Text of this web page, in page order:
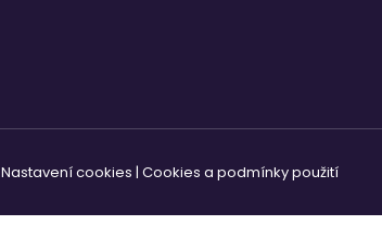
Nastavení cookies | Cookies a podmínky použití